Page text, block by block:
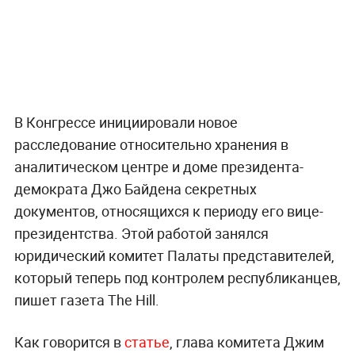
В Конгрессе инициировали новое
расследование относительно хранения в
аналитическом центре и доме президента-
демократа Джо Байдена секретных
документов, относящихся к периоду его вице-
президентства. Этой работой занялся
юридический комитет Палаты представителей,
который теперь под контролем республиканцев,
пишет газета The Hill.
Как говорится встатье , глава комитета Джим